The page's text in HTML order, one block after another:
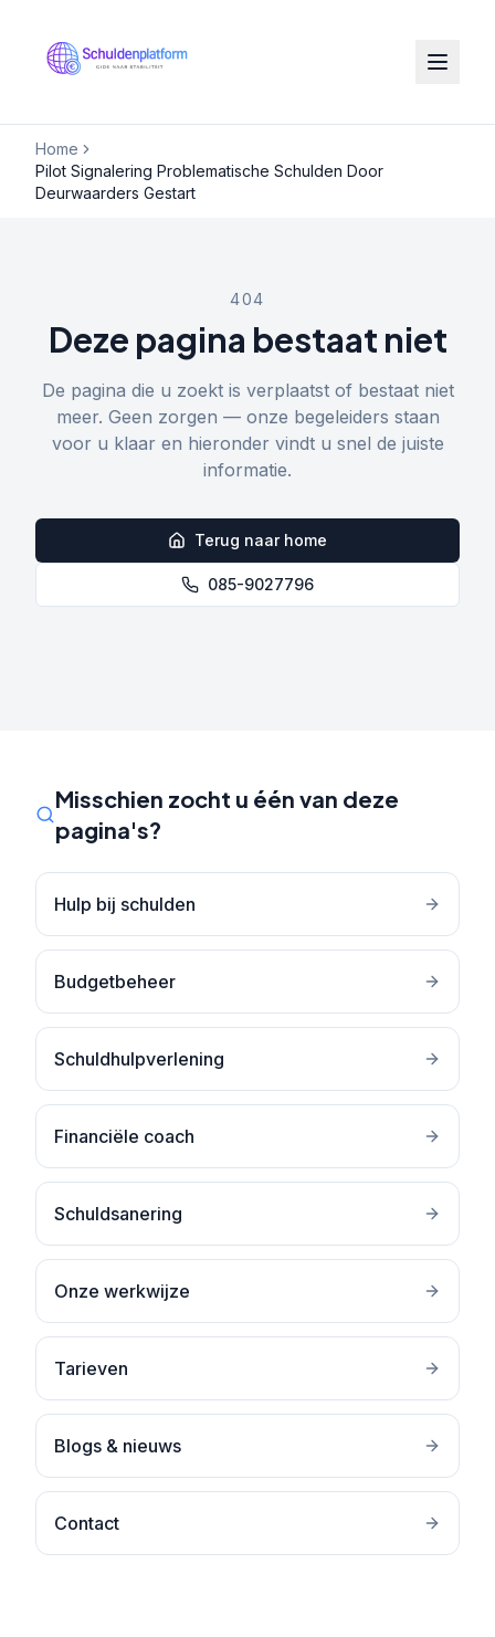
Home
Pilot Signalering Problematische Schulden Door
Deurwaarders Gestart
404
Deze pagina bestaat niet
De pagina die u zoekt is verplaatst of bestaat niet
meer. Geen zorgen — onze begeleiders staan
voor u klaar en hieronder vindt u snel de juiste
informatie.
Terug naar home
085-9027796
Misschien zocht u één van deze
pagina's?
Hulp bij schulden
Budgetbeheer
Schuldhulpverlening
Financiële coach
Schuldsanering
Onze werkwijze
Tarieven
Blogs & nieuws
Contact